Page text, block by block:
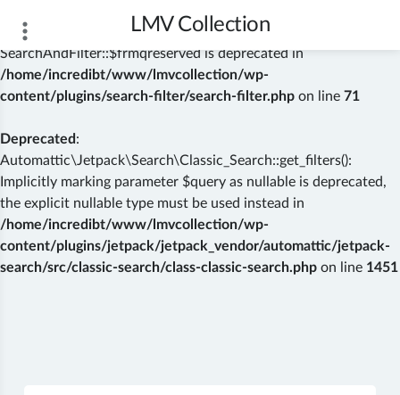
Deprecated
: Creation of dynamic property
SearchAndFilter::$frmqreserved is deprecated in
/home/incredibt/www/lmvcollection/wp-
content/plugins/search-filter/search-filter.php on line 71
Deprecated :
Automattic\Jetpack\Search\Classic_Search::get_filters():
Implicitly marking parameter $query as nullable is deprecated,
the explicit nullable type must be used instead in
/home/incredibt/www/lmvcollection/wp-
content/plugins/jetpack/jetpack_vendor/automattic/jetpack-
search/src/classic-search/class-classic-search.php on line 1451
LMV Collection